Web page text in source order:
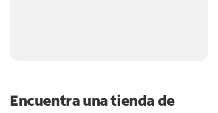
Encuentra una tienda de